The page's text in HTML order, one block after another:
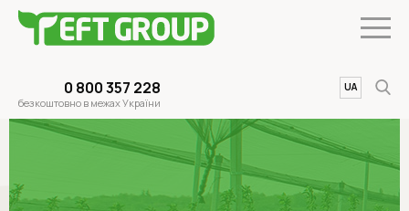
0 800 357 228
безкоштовно в межах України
UA
EN